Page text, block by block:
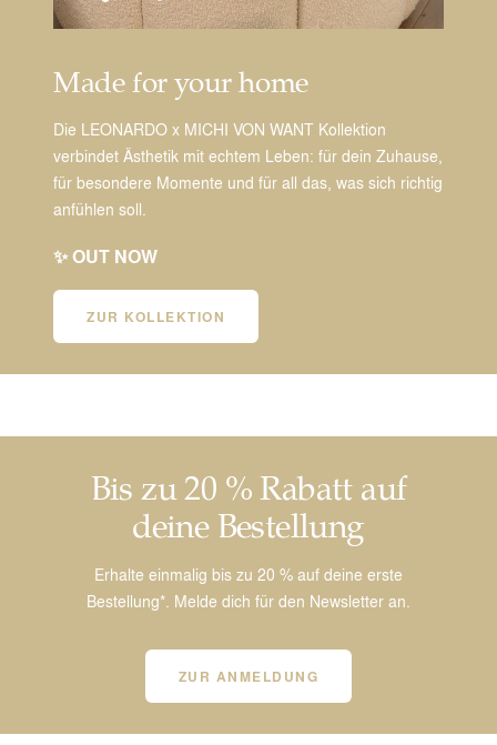
Made for your home
Die LEONARDO x MICHI VON WANT Kollektion
verbindet Ästhetik mit echtem Leben: für dein Zuhause,
für besondere Momente und für all das, was sich richtig
anfühlen soll.
✨ OUT NOW
ZUR KOLLEKTION
Bis zu 20 % Rabatt auf
deine Bestellung
Erhalte einmalig bis zu 20 % auf deine erste
Bestellung*. Melde dich für den Newsletter an.
ZUR ANMELDUNG